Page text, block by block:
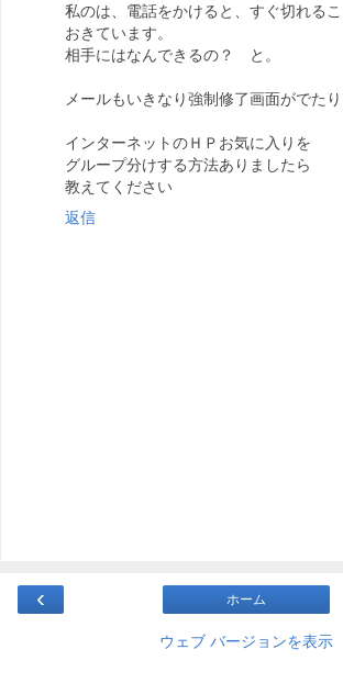
私のは、電話をかけると、すぐ切れる
おきています。
相手にはなんできるの？ と。
メールもいきなり強制修了画面がでたり
インターネットのＨＰお気に入りを
グループ分けする方法ありましたら
教えてください
返信
‹ ホーム
ウェブ バージョンを表示